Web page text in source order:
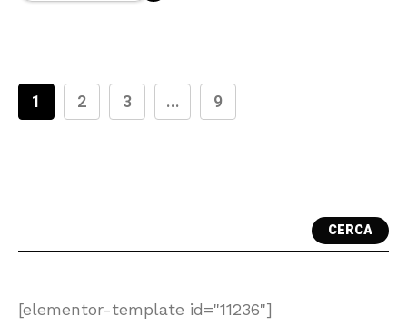
1 2 3 ... 9
CERCA
[elementor-template id="11236"]